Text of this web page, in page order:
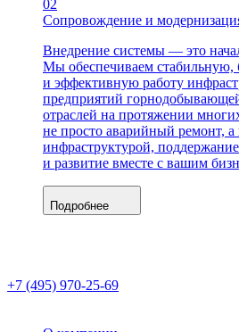
02
Сопровождение и
Внедрение системы — это
Мы обеспечиваем стабильную,
и эффективную работу
предприятий
отраслей на протяжении
не просто аварийный ремонт, а
инфраструктурой,
и развитие вместе с вашим
Подробнее
+7 (495) 970-25-69